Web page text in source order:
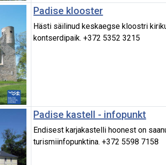
Padise klooster
Hästi säilinud keskaegse kloostri
kontserdipaik. +372 5352 3215
Padise kastell - infopunkt
Endisest karjakastelli hoonest on
turismiinfopunktina. +372 5598 7158